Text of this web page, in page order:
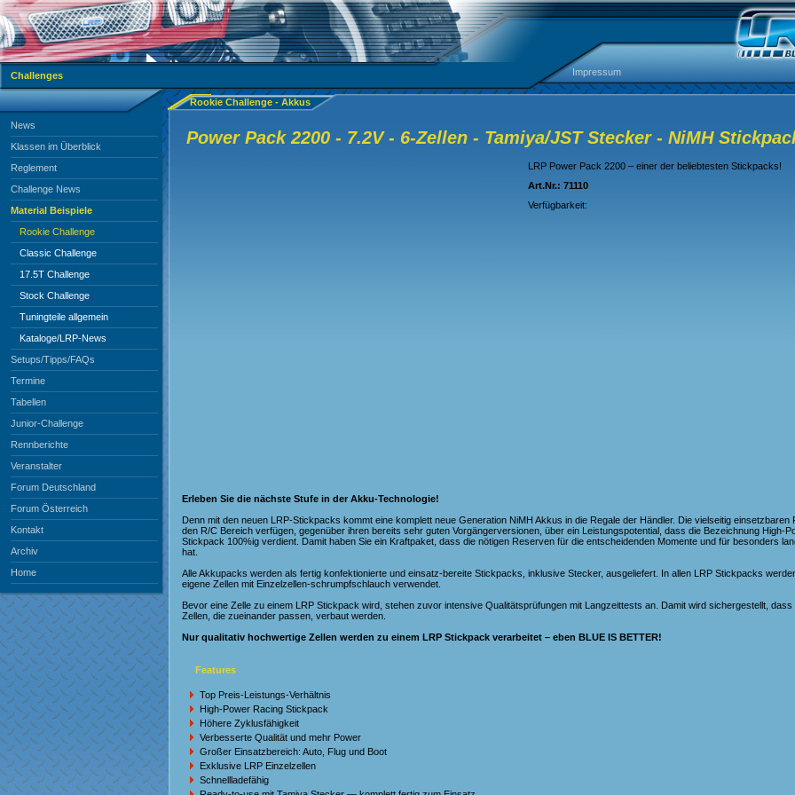
Challenges Impressum
News
Klassen im Überblick
Reglement
Challenge News
Material Beispiele
Rookie Challenge
Classic Challenge
17.5T Challenge
Stock Challenge
Tuningteile allgemein
Kataloge/LRP-News
Setups/Tipps/FAQs
Termine
Tabellen
Junior-Challenge
Rennberichte
Veranstalter
Forum Deutschland
Forum Österreich
Kontakt
Archiv
Home
Rookie Challenge - Akkus
Power Pack 2200 - 7.2V - 6-Zellen - Tamiya/JST Stecker - NiMH
LRP Power Pack 2200 – einer der beliebtesten Stickpacks!
Art.Nr.: 71110
Verfügbarkeit:
Erleben Sie die nächste Stufe in der Akku-Technologie!
Denn mit den neuen LRP-Stickpacks kommt eine komplett neue Generation NiMH Akkus in die Regale der Händler. Die vielseitig einsetzbaren
den R/C Bereich verfügen, gegenüber ihren bereits sehr guten Vorgängerversionen, über ein Leistungspotential, dass die Bezeichnung High-
Stickpack 100%ig verdient. Damit haben Sie ein Kraftpaket, dass die nötigen Reserven für die entscheidenden Momente und für besonders
hat.
Alle Akkupacks werden als fertig konfektionierte und einsatz-bereite Stickpacks, inklusive Stecker, ausgeliefert. In allen LRP Stickpacks
eigene Zellen mit Einzelzellen-schrumpfschlauch verwendet.
Bevor eine Zelle zu einem LRP Stickpack wird, stehen zuvor intensive Qualitätsprüfungen mit Langzeittests an. Damit wird sichergestellt, dass
Zellen, die zueinander passen, verbaut werden.
Nur qualitativ hochwertige Zellen werden zu einem LRP Stickpack verarbeitet – eben BLUE IS BETTER!
Features
Top Preis-Leistungs-Verhältnis
High-Power Racing Stickpack
Höhere Zyklusfähigkeit
Verbesserte Qualität und mehr Power
Großer Einsatzbereich: Auto, Flug und Boot
Exklusive LRP Einzelzellen
Schnellladefähig